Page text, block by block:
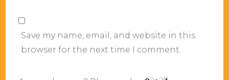
Save my name, email, and website in this
browser for the next time I comment.